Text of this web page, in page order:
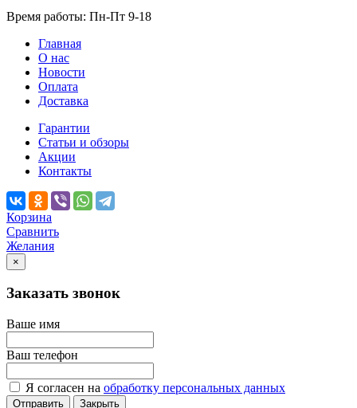
Время работы: Пн-Пт 9-18
Главная
О нас
Новости
Оплата
Доставка
Гарантии
Статьи и обзоры
Акции
Контакты
Корзина
Сравнить
Желания
×
Заказать звонок
Ваше имя
Ваш телефон
Я согласен на обработку персональных данных
Отправить Закрыть